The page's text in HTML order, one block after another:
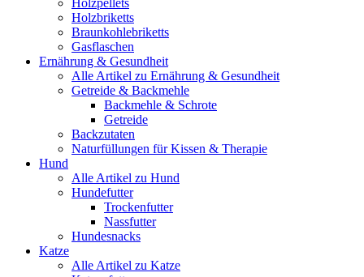
Holzbriketts
Braunkohlebriketts
Gasflaschen
Ernährung & Gesundheit
Alle Artikel zu Ernährung & Gesundheit
Getreide & Backmehle
Backmehle & Schrote
Getreide
Backzutaten
Naturfüllungen für Kissen & Therapie
Hund
Alle Artikel zu Hund
Hundefutter
Trockenfutter
Nassfutter
Hundesnacks
Katze
Alle Artikel zu Katze